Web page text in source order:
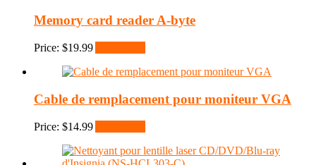
Memory card reader A-byte
Price: $19.99
Cable de remplacement pour moniteur VGA
Price: $14.99